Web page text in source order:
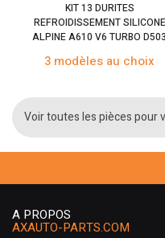
KIT 13 DURITES
REFROIDISSEMENT SILICONE
ALPINE A610 V6 TURBO D503
3 modèles au choix
Voir toutes les pièces pour
A PROPOS
AXAUTO-PARTS.COM